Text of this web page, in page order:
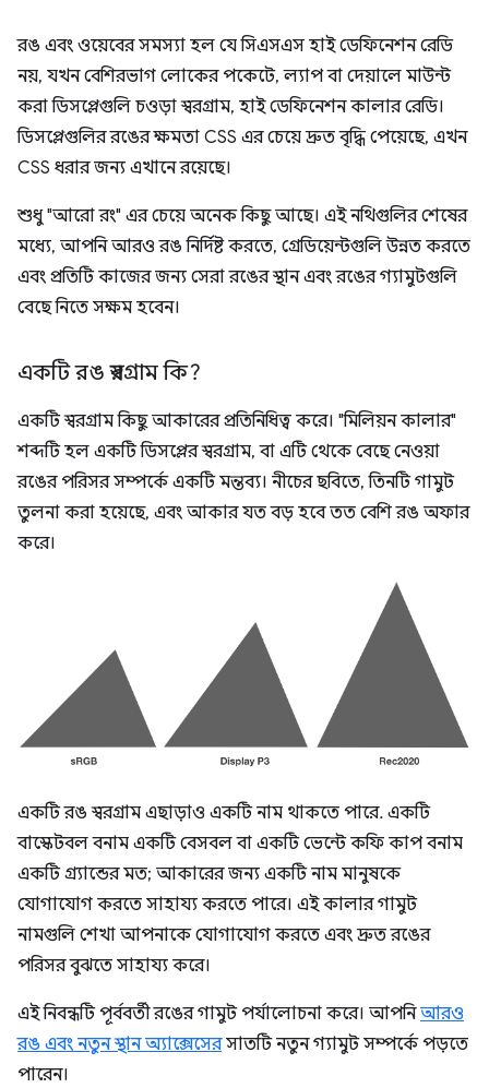
রঙ এবং ওয়েবের সমস্যা হল যে সিএসএস হাই ডেফিনেশন রেডি
নয়, যখন বেশিরভাগ লোকের পকেটে, ল্যাপ বা দেয়ালে মাউন্ট
করা ডিসপ্লেগুলি চওড়া স্বরগ্রাম, হাই ডেফিনেশন কালার রেডি।
ডিসপ্লেগুলির রঙের ক্ষমতা CSS এর চেয়ে দ্রুত বৃদ্ধি পেয়েছে, এখন
CSS ধরার জন্য এখানে রয়েছে।
শুধু "আরো রং" এর চেয়ে অনেক কিছু আছে। এই নথিগুলির শেষের
মধ্যে, আপনি আরও রঙ নির্দিষ্ট করতে, গ্রেডিয়েন্টগুলি উন্নত করতে
এবং প্রতিটি কাজের জন্য সেরা রঙের স্থান এবং রঙের গ্যামুটগুলি
বেছে নিতে সক্ষম হবেন।
একটি রঙ স্বরগ্রাম কি?
একটি স্বরগ্রাম কিছু আকারের প্রতিনিধিত্ব করে। "মিলিয়ন কালার"
শব্দটি হল একটি ডিসপ্লের স্বরগ্রাম, বা এটি থেকে বেছে নেওয়া
রঙের পরিসর সম্পর্কে একটি মন্তব্য। নীচের ছবিতে, তিনটি গামুট
তুলনা করা হয়েছে, এবং আকার যত বড় হবে তত বেশি রঙ অফার
করে।
একটি রঙ স্বরগ্রাম এছাড়াও একটি নাম থাকতে পারে. একটি
বাস্কেটবল বনাম একটি বেসবল বা একটি ভেন্টে কফি কাপ বনাম
একটি গ্র্যান্ডের মত; আকারের জন্য একটি নাম মানুষকে
যোগাযোগ করতে সাহায্য করতে পারে। এই কালার গামুট
নামগুলি শেখা আপনাকে যোগাযোগ করতে এবং দ্রুত রঙের
পরিসর বুঝতে সাহায্য করে।
এই নিবন্ধটি পূর্ববর্তী রঙের গামুট পর্যালোচনা করে। আপনিআরও
রঙ এবং নতুন স্থান অ্যাক্সেসেরসাতটি নতুন গ্যামুট সম্পর্কে পড়তে
পারেন।